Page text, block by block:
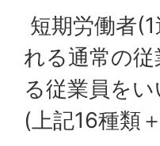
短期労働者
れる通常の
る従業員を
(上記16種類